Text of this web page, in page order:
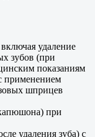
удаление
зубов (при
показаниям
применением
шприцев
при
удаления зуба) с